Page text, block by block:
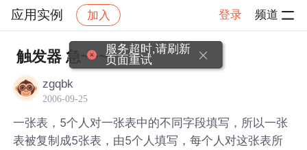
应用实例 加入 登录 频道
社区 应用实例 帖子详情
触发器 急~~~
zgqbk
2006-09-25
一张表，5个人对一张表中的不同字段填写，所以一张
表被复制成5张表，由5个人填写，每个人对这张表所
服务超时,请刷新
页面重试